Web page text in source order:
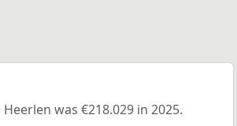
was €218.029 in 2025.